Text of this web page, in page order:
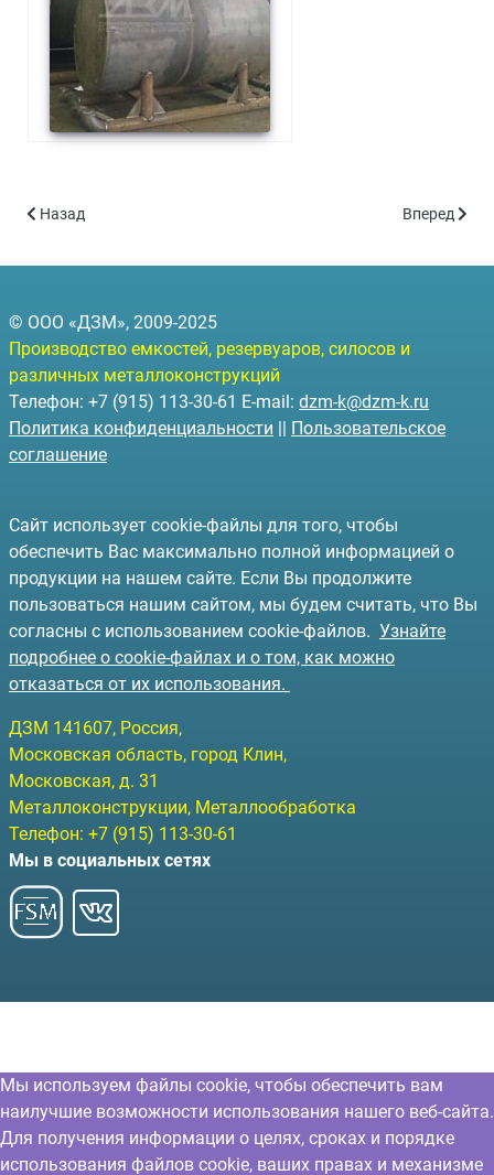
Предыдущий: Резервуары на санях РГС-С-3 (объём 3 куб.м.)
Назад Следующий:
Вперед
© ООО «ДЗМ», 2009-2025
Производство емкостей, резервуаров, силосов и
различных металлоконструкций
Телефон: +7 (915) 113-30-61 E-mail: dzm-k@dzm-k.ru
Политика конфиденциальности || Пользовательское
соглашение
Сайт использует cookie-файлы для того, чтобы
обеспечить Вас максимально полной информацией о
продукции на нашем сайте. Если Вы продолжите
пользоваться нашим сайтом, мы будем считать, что Вы
согласны с использованием cookie-файлов. Узнайте
подробнее о cookie-файлах и о том, как можно
отказаться от их использования.
ДЗМ 141607, Россия,
Московская область, город Клин,
Московская, д. 31
Металлоконструкции, Металлообработка
Телефон: +7 (915) 113-30-61
Мы в социальных сетях
Мы используем файлы cookie, чтобы обеспечить вам
наилучшие возможности использования нашего веб-сайта.
Для получения информации о целях, сроках и порядке
использования файлов cookie, ваших правах и механизме